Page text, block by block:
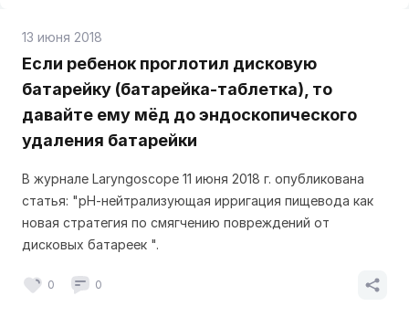
13 июня 2018
Если ребенок проглотил дисковую
батарейку (батарейка-таблетка), то
давайте ему мёд до эндоскопического
удаления батарейки
В журнале Laryngoscope 11 июня 2018 г. опубликована
статья: "рН-нейтрализующая ирригация пищевода как
новая стратегия по смягчению повреждений от
дисковых батареек ".
0 0